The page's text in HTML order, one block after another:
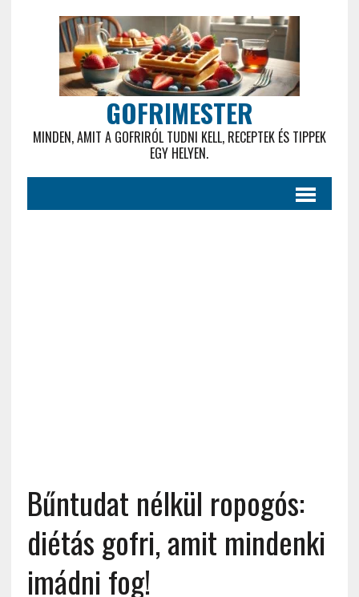
GOFRIMESTER
MINDEN, AMIT A GOFRIRÓL TUDNI KELL, RECEPTEK ÉS TIPPEK
EGY HELYEN.
Bűntudat nélkül ropogós:
diétás gofri, amit mindenki
imádni fog!